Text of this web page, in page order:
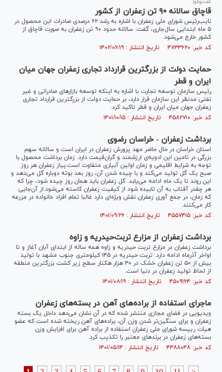
گفت‌وگو|
قاچاق سالانه ۹۰ تن زعفران از کشور
نایب‌رئیس شورای ملی زعفران با اشاره به رشد ۶۲ درصدی صادرات این محصول در
۵ ماه ابتدایی سال‌جاری، گفت: سالانه حدود ۹۰ تن زعفران به صورت قاچاق از
کشور خارج می‌شود.
کد خبر: ۴۷۳۳۶۲۰ تاریخ انتشار : ۱۴۰۲/۰۶/۱۹
حمایت دولت از بزرگترین قرارداد تجاری زعفران جهان میان
ایران و قطر
رئیس سازمان توسعه تجارت با اشاره به اینکه توسعه بازارهای صادراتی و غیر
نفتی مدنظر این سازمان قرار دارد، بر حمایت دولت از بزرگترین قرارداد تجاری
زعفران جهان میان ایران و قطر تاکید کرد.
کد خبر: ۴۵۸۲۷۱۰ تاریخ انتشار : ۱۴۰۱/۱۰/۱۵
برداشت زعفران - خراسان رضوی
استان خراسان در حال حاضر مهد پرورش زعفران در ایران است و سالانه سهم
بزرگی در تامین این ادویه‌ی ارزشمند و گران‌قیمت دارد. زمان برداشت محصول با
توجه به شرایط اقلیمی و زمان اولین آبیاری متفاوت است.پیاز زعفران هر روز
صبح یک گل تولید می‌کند و با چیده شدن آن، روز بعد بوته دوباره گل می‌دهد و
این روند تا یک ماه ادامه می‌یابد. گل زعفران باید همان روز چیده شود، چرا که
هر چقدر آفتاب به آن تابیده شود از کیفیت زعفران کاسته می‌شود.از آن‌جایی
که زمان، در جمع آوری زعفران نقش ویژه‌ای دارد غالبا تمام افراد خانواده در مزرعه
کار می‌کنند.
کد خبر: ۴۵۵۷۴۱۵ تاریخ انتشار : ۱۴۰۱/۰۹/۲۶
برداشت زعفران از مزارع تربت‌حیدریه و زاوه
برداشت زعفران در مزارع تربت حیدریه و زاوه همه ساله از ابتدای آبان آغاز و تا
اواخر آذرماه ادامه دارد. تربت حیدریه در ۱۴۵ کیلومتری جنوب مشهد با تولید
بیش از ۵۰ تن زعفران خشک در ۳۰ هزار هکتار سطح زیر کشت بزرگترین منطقه
از لحاظ تولید زعفران در دنیا است.
کد خبر: ۴۵۰۹۱۶۴ تاریخ انتشار : ۱۴۰۱/۰۸/۱۹
ماجرای استفاده از براده‌های آهن در بسته‌های زعفران
ویدیویی در فضای مجازی منتشر شده که در آن نشان می‌دهد داخل یک بسته
زعفران و برای سنگین‌تر شدن وزن آن، براده‌های آهن ریخته شده‌ است که عضو
هیات رییسه شورای ملی زعفران استفاده از براده‌ آهن برای افزایش وزن
بسته‌های زعفران در برندهای معتبر را تکذیب کرد.
کد خبر: ۴۳۸۸۰۴۸ تاریخ انتشار : ۱۴۰۱/۰۵/۱۴